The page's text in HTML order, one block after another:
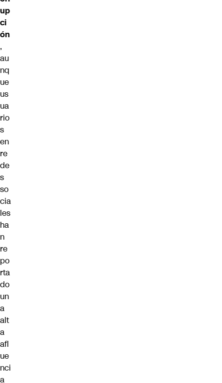
up
ci
ón
,
au
nq
ue
us
ua
rio
s
en
re
de
s
so
cia
les
ha
n
re
po
rta
do
un
a
alt
a
afl
ue
nci
a